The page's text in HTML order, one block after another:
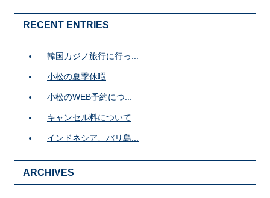
RECENT ENTRIES
韓国カジノ旅行に行っ...
小松の夏季休暇
小松のWEB予約につ...
キャンセル料について
インドネシア、バリ島...
ARCHIVES